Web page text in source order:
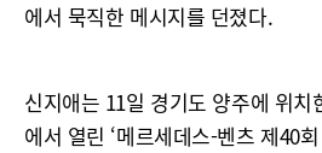
에서 묵직한 메시지를 던졌다.
신지애는 11일 경기도 양주에 위치
에서 열린 ‘메르세데스-벤츠 제40